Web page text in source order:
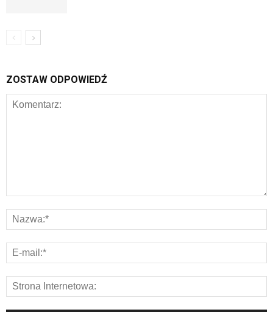
ZOSTAW ODPOWIEDŹ